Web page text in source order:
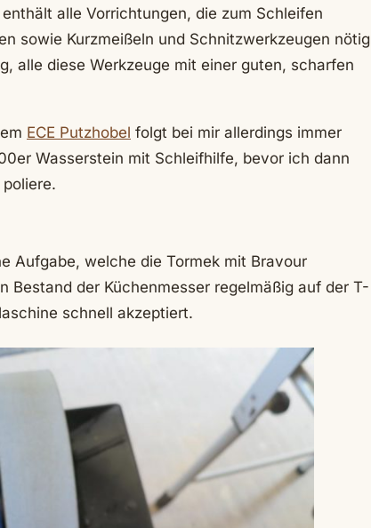
alle Vorrichtungen, die zum Schleifen
sowie Kurzmeißeln und Schnitzwerkzeugen nötig
alle diese Werkzeuge mit einer guten, scharfen
ECE Putzhobel folgt bei mir allerdings immer
Wasserstein mit Schleifhilfe, bevor ich dann
Aufgabe, welche die Tormek mit Bravour
der Küchenmesser regelmäßig auf der T-
schnell akzeptiert.